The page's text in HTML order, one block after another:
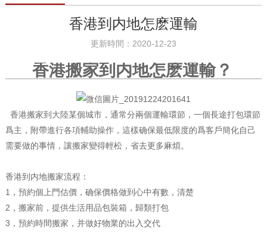
香港到内地怎麽運輸
更新時間：2020-12-23
香港搬家到内地怎麽運輸？
香港搬家到大陸某個城市，通常分兩個運輸環節，一個長途打包環節
爲主，附帶進行各項輔助操作，這樣确保最低限度的爲客戶簡化自己
需要做的事情，讓搬家變得輕松，省去更多麻煩。
香港到内地搬家流程：
1，預約個上門估價，确保價格做到心中有數，清楚
2，搬家前，提供生活用品包裝箱，歸類打包
3，預約時間搬家，并做好物業的出入交代